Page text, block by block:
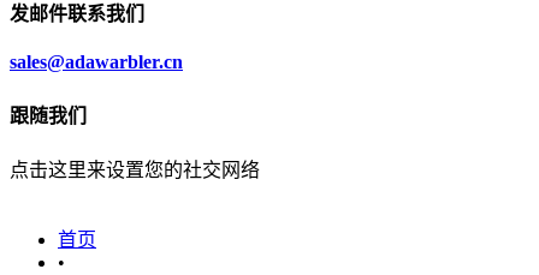
发邮件联系我们
sales@adawarbler.cn
跟随我们
点击这里来设置您的社交网络
首页
•